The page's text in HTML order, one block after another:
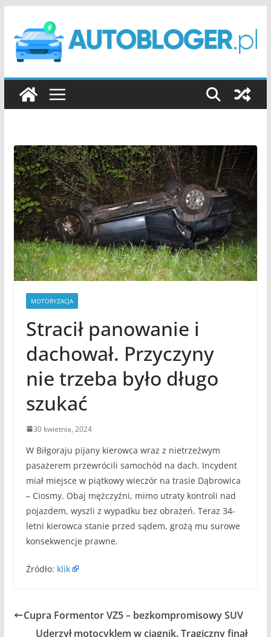
treści
MOTORYZACJA
Stracił panowanie i
dachował. Przyczyny
nie trzeba było długo
szukać
30 kwietnia, 2024
W Biłgoraju pijany kierowca wraz z nietrzeźwym
pasażerem przewrócili samochód na dach. Incydent
miał miejsce w piątkowy wieczór na trasie Dąbrowica
– Ciosmy. Obaj mężczyźni, mimo utraty kontroli nad
pojazdem, wyszli z wypadku bez obrażeń. Teraz 34-
letni kierowca stanie przed sądem, grożą mu surowe
konsekwencje prawne.
Źródło: klik
Cupra Formentor VZ5 – bezkompromisowy SUV
Uderzył motocyklem w ciągnik. Tragiczny finał